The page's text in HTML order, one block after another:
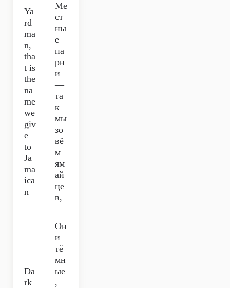
Ya
rd
ma
n,
tha
t is
the
na
me
we
giv
e
to
Ja
ma
ica
n
Ме
ст
ны
е
па
рн
и
—
та
к
мы
зо
вё
м
ям
ай
це
в,
Da
rk
Он
и
тё
мн
ые
,